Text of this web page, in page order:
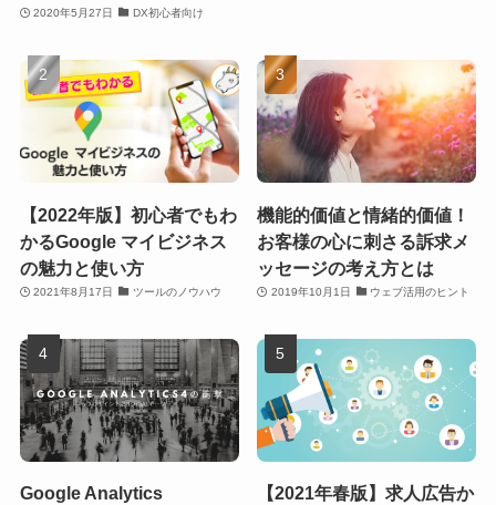
2020年5月27日 DX初心者向け
【2022年版】初心者でもわ
かるGoogle マイビジネス
の魅力と使い方
2021年8月17日 ツールのノウハウ
機能的価値と情緒的価値！
お客様の心に刺さる訴求メ
ッセージの考え方とは
2019年10月1日 ウェブ活用のヒント
Google Analytics
【2021年春版】求人広告か